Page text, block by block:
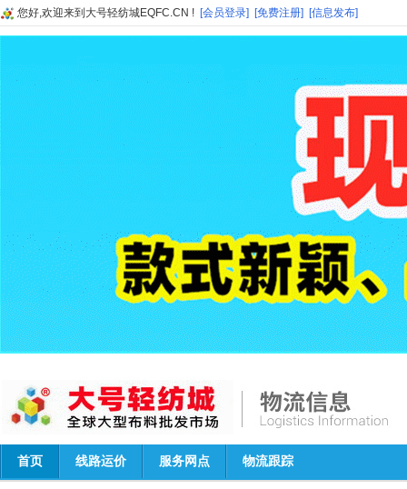
您好,欢迎来到大号轻纺城EQFC.CN ! [会员登录] [免费注册] [信息发布]
首页 线路运价 服务网点 物流跟踪